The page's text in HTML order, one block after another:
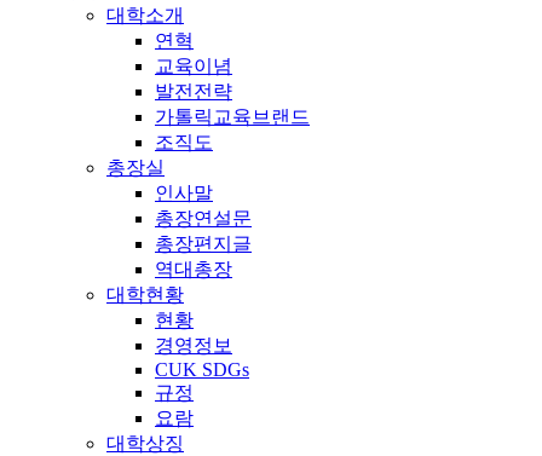
대학소개
연혁
교육이념
발전전략
가톨릭교육브랜드
조직도
총장실
인사말
총장연설문
총장편지글
역대총장
대학현황
현황
경영정보
CUK SDGs
규정
요람
대학상징